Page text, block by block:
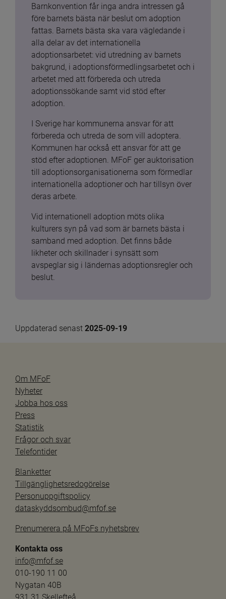
Barnkonvention får inga andra intressen gå
före barnets bästa när beslut om adoption
fattas. Barnets bästa ska vara vägledande i
alla delar av det internationella
adoptionsarbetet: vid utredning av barnets
bakgrund, i adoptionsförmedlingsarbetet och i
arbetet med att förbereda och utreda
adoptionssökande samt vid stöd efter
adoption.
I Sverige har kommunerna ansvar för att
förbereda och utreda de som vill adoptera.
Kommunen har också ett ansvar för att ge
stöd efter adoptionen. MFoF ger auktorisation
till adoptionsorganisationerna som förmedlar
internationella adoptioner och har tillsyn över
deras arbete.
Vid internationell adoption möts olika
kulturers syn på vad som är barnets bästa i
samband med adoption. Det finns både
likheter och skillnader i synsätt som
avspeglar sig i ländernas adoptionsregler och
beslut.
Uppdaterad senast 2025-09-19
Om MFoF
Nyheter
Jobba hos oss
Press
Statistik
Frågor och svar
Telefontider
Blanketter
Tillgänglighetsredogörelse
Personuppgiftspolicy
dataskyddsombud@mfof.se
Prenumerera på MFoFs nyhetsbrev
Kontakta oss
info@mfof.se
010-190 11 00
Nygatan 40B